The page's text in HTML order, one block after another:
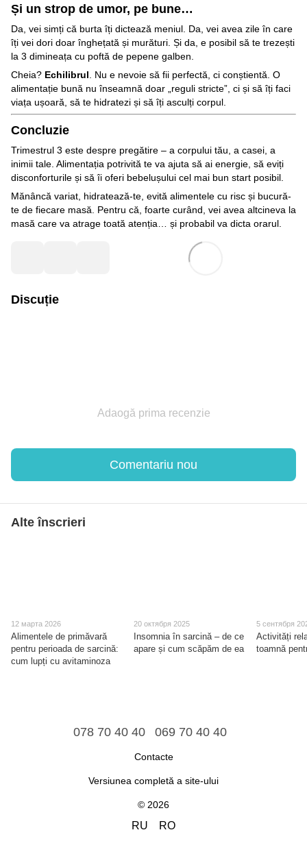
Și un strop de umor, pe bune…
Da, vei simți că burta îți dictează meniul. Da, vei avea zile în care
îți vei dori doar înghețată și murături. Și da, e posibil să te trezești
la 3 dimineața cu poftă de pepene galben.
Cheia? Echilibrul. Nu e nevoie să fii perfectă, ci conștientă. O
alimentație bună nu înseamnă doar „reguli stricte”, ci și să îți faci
viața ușoară, să te hidratezi și să îți asculți corpul.
Concluzie
Trimestrul 3 este despre pregătire – a corpului tău, a casei, a
inimii tale. Alimentația potrivită te va ajuta să ai energie, să eviți
disconforturile și să îi oferi bebelușului cel mai bun start posibil.
Mănâncă variat, hidratează-te, evită alimentele cu risc și bucură-
te de fiecare masă. Pentru că, foarte curând, vei avea altcineva la
masă care va atrage toată atenția… și probabil va dicta orarul.
Discuție
Adaogă prima recenzie
Comentariu nou
Alte înscrieri
12 марта 2026
Alimentele de primăvară
pentru perioada de sarcină:
cum lupți cu avitaminoza
20 октября 2025
Insomnia în sarcină – de ce
apare și cum scăpăm de ea
5 сентября
Activități
toamnă
078 70 40 40 069 70 40 40
Contacte
Versiunea completă a site-ului
© 2026
RU RO